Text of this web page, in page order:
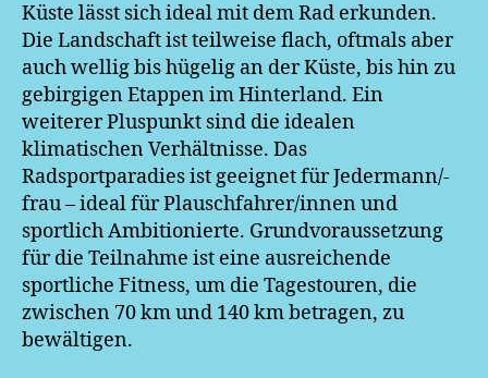
Küste lässt sich ideal mit dem Rad erkunden.
Die Landschaft ist teilweise flach, oftmals aber
auch wellig bis hügelig an der Küste, bis hin zu
gebirgigen Etappen im Hinterland. Ein
weiterer Pluspunkt sind die idealen
klimatischen Verhältnisse. Das
Radsportparadies ist geeignet für Jedermann/-
frau – ideal für Plauschfahrer/innen und
sportlich Ambitionierte. Grundvoraussetzung
für die Teilnahme ist eine ausreichende
sportliche Fitness, um die Tagestouren, die
zwischen 70 km und 140 km betragen, zu
bewältigen.